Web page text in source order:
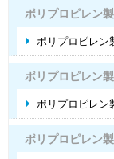
ポリプロピレン
ポリプロピレン
ポリプロピレン
ポリプロピレン
ポリプロピレン